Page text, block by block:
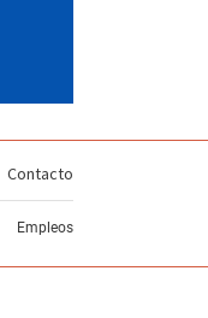
Contacto
Empleos